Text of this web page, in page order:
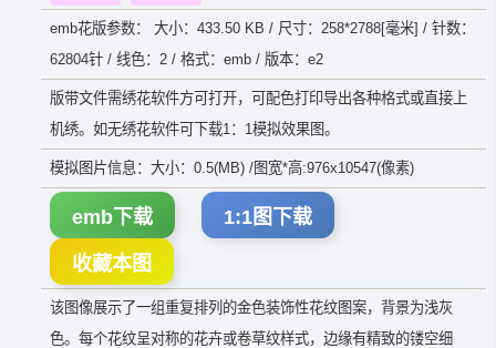
emb花版参数： 大小：433.50 KB / 尺寸：258*2788[毫米] / 针数：
62804针 / 线色：2 / 格式：emb / 版本：e2
版带文件需绣花软件方可打开，可配色打印导出各种格式或直接上
机绣。如无绣花软件可下载1：1模拟效果图。
模拟图片信息：大小：0.5(MB) /图宽*高:976x10547(像素)
emb下载 1:1图下载
收藏本图
该图像展示了一组重复排列的金色装饰性花纹图案，背景为浅灰
色。每个花纹呈对称的花卉或卷草纹样式，边缘有精致的镂空细